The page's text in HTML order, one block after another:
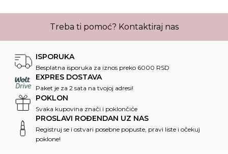
Treba ti pomoć? Kontaktiraj nas
ISPORUKA
Besplatna isporuka za iznos preko 6000 RSD
EXPRES DOSTAVA
Paket je za 2 sata na tvojoj adresi!
POKLON
Svaka kupovina znači i poklončiće
PROSLAVI ROĐENDAN UZ NAS
Registruj se i ostvari posebne popuste, pravi liste i očekuj
poklone!